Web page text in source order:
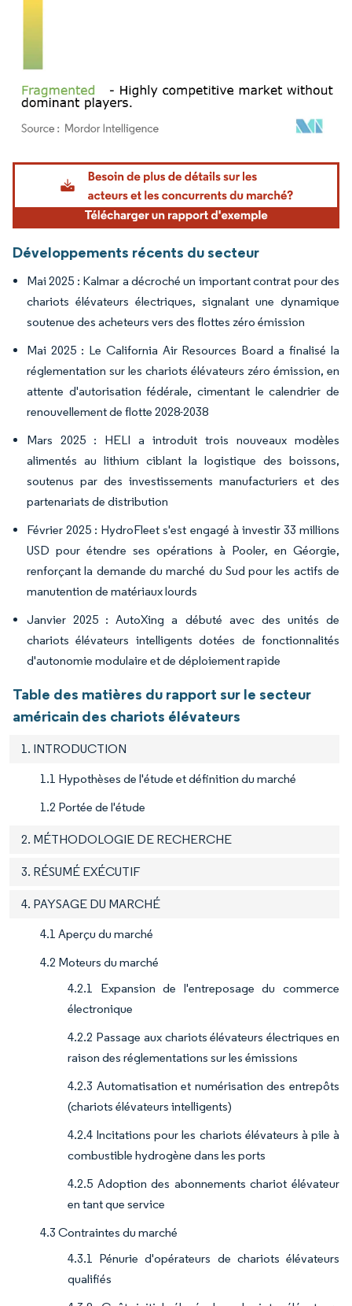
Image © Mordor Intelligence. La réutilisation nécessite une attribution sous CC BY
Développements récents du secteur
Mai 2025 : Kalmar a décroché un important contrat pour des
chariots élévateurs électriques, signalant une dynamique
soutenue des acheteurs vers des flottes zéro émission
Mai 2025 : Le California Air Resources Board a finalisé la
réglementation sur les chariots élévateurs zéro émission, en
attente d'autorisation fédérale, cimentant le calendrier de
renouvellement de flotte 2028-2038
Mars 2025 : HELI a introduit trois nouveaux modèles
alimentés au lithium ciblant la logistique des boissons,
soutenus par des investissements manufacturiers et des
partenariats de distribution
Février 2025 : HydroFleet s'est engagé à investir 33 millions
USD pour étendre ses opérations à Pooler, en Géorgie,
renforçant la demande du marché du Sud pour les actifs de
manutention de matériaux lourds
Janvier 2025 : AutoXing a débuté avec des unités de
chariots élévateurs intelligents dotées de fonctionnalités
d'autonomie modulaire et de déploiement rapide
Table des matières du rapport sur le secteur
américain des chariots élévateurs
1. INTRODUCTION
1.1 Hypothèses de l'étude et définition du marché
1.2 Portée de l'étude
2. MÉTHODOLOGIE DE RECHERCHE
3. RÉSUMÉ EXÉCUTIF
4. PAYSAGE DU MARCHÉ
4.1 Aperçu du marché
4.2 Moteurs du marché
4.2.1 Expansion de l'entreposage du commerce
électronique
4.2.2 Passage aux chariots élévateurs électriques en
raison des réglementations sur les émissions
4.2.3 Automatisation et numérisation des entrepôts
(chariots élévateurs intelligents)
4.2.4 Incitations pour les chariots élévateurs à pile à
combustible hydrogène dans les ports
4.2.5 Adoption des abonnements chariot élévateur
en tant que service
4.3 Contraintes du marché
4.3.1 Pénurie d'opérateurs de chariots élévateurs
qualifiés